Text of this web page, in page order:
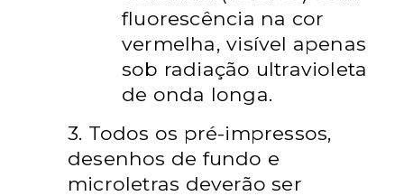
fluorescência na cor
vermelha, visível apenas
sob radiação ultravioleta
de onda longa.
3. Todos os pré-impressos,
desenhos de fundo e
microletras deverão ser